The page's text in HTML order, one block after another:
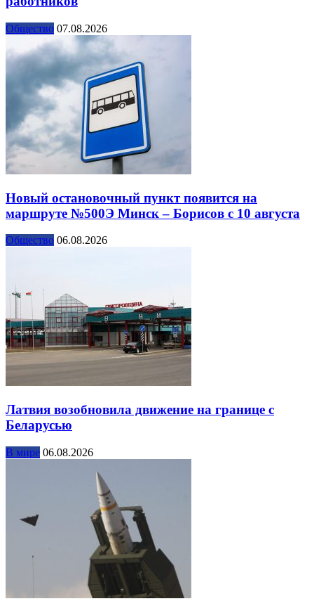
Общество 07.08.2026
Новый остановочный пункт появится на
маршруте №500Э Минск – Борисов с 10 августа
Общество 06.08.2026
Латвия возобновила движение на границе с
Беларусью
В мире 06.08.2026